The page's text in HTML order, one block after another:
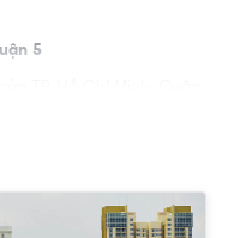
5
giới chung là đường